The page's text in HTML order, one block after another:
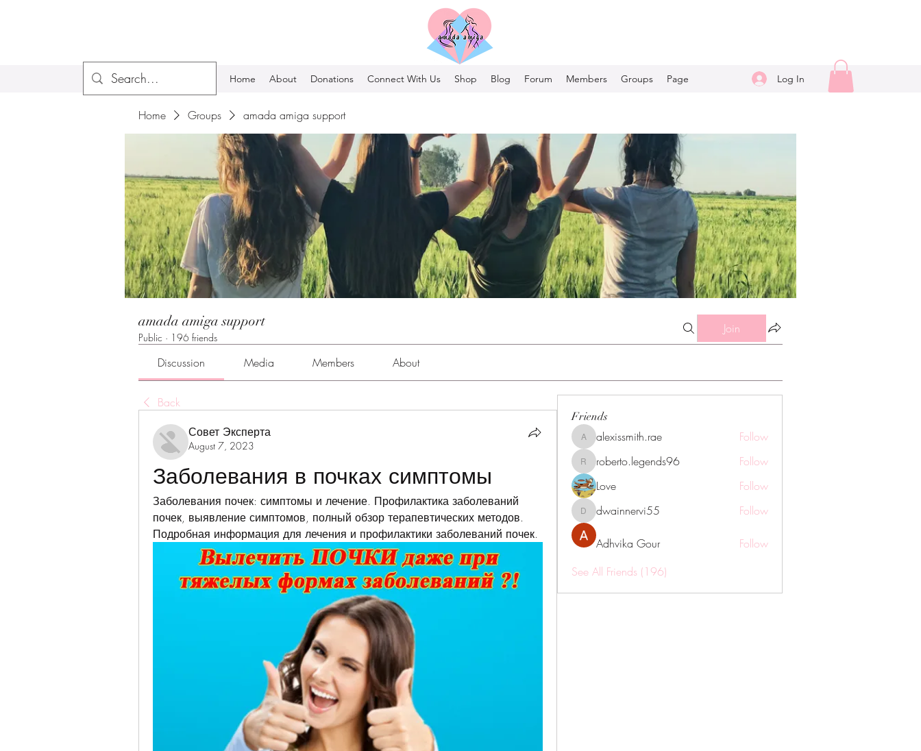
Home About Donations Connect With Us Shop Blog Forum Members Groups Page Log In
Home Groups amada amiga support
amada amiga support
Public · 196 friends
Join
Discussion Media Members About
Back
Совет Эксперта
August 7, 2023
Заболевания в почках симптомы
Заболевания почек: симптомы и лечение. Профилактика заболеваний
почек, выявление симптомов, полный обзор терапевтических методов.
Подробная информация для лечения и профилактики заболеваний почек.
Friends
alexissmith.rae
alexissmith.rae Follow
roberto.legends96
roberto.legends96
Follow
Love
Follow
dwainnervi55
dwainnervi55 Follow
Adhvika Gour
Follow
See All Friends (196)